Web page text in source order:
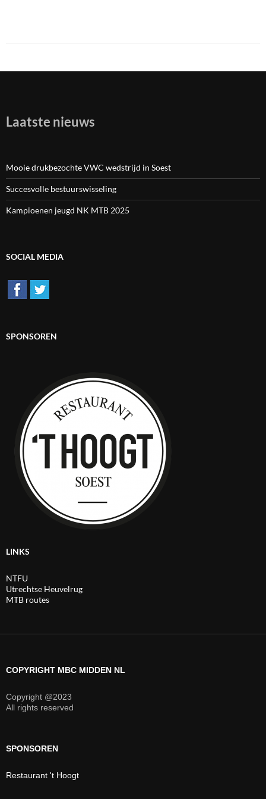
Laatste nieuws
Mooie drukbezochte VWC wedstrijd in Soest
Succesvolle bestuurswisseling
Kampioenen jeugd NK MTB 2025
SOCIAL MEDIA
SPONSOREN
LINKS
NTFU
Utrechtse Heuvelrug
MTB routes
COPYRIGHT MBC MIDDEN NL
Copyright @2023
All rights reserved
SPONSOREN
Restaurant 't Hoogt